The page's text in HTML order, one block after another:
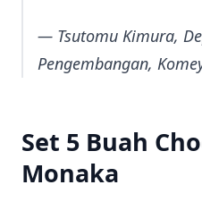
— Tsutomu Kimura,
Pengembangan,
Set 5 Buah
Monaka